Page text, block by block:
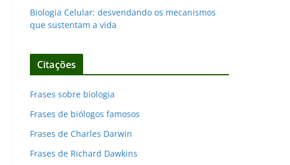
Biologia Celular: desvendando os mecanismos
que sustentam a vida
Citações
Frases sobre biologia
Frases de biólogos famosos
Frases de Charles Darwin
Frases de Richard Dawkins